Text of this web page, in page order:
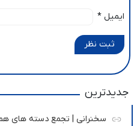
ایمیل *
ثبت نظر
جدیدترین
سخنرانی | تجمع دسته های